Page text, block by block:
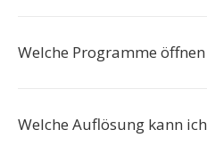
Welche Programme öffnen
Welche Auflösung kann